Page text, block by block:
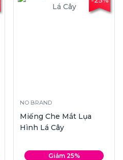
NO BRAND
Miếng Che Mắt Lụa
Hình Lá Cây
Giảm 25%